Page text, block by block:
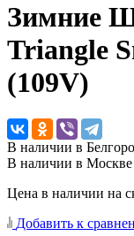
Зимние
Triangle
(109V)
В наличии в
В наличии в
Цена в наличии на
Добавить к